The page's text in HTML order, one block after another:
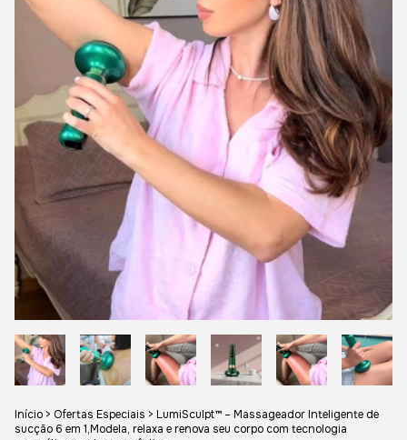
Início > Ofertas Especiais > LumiSculpt™ – Massageador Inteligente de
sucção 6 em 1,Modela, relaxa e renova seu corpo com tecnologia